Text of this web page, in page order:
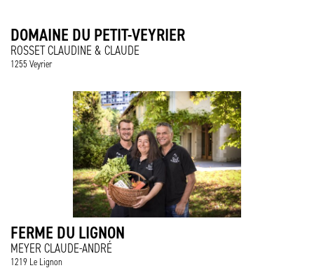
DOMAINE DU PETIT-VEYRIER
ROSSET CLAUDINE & CLAUDE
1255 Veyrier
FERME DU LIGNON
MEYER CLAUDE-ANDRÉ
1219 Le Lignon